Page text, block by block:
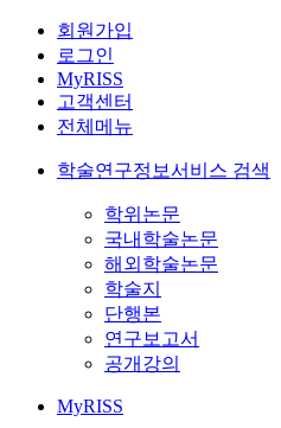
회원가입
로그인
MyRISS
고객센터
전체메뉴
학술연구정보서비스 검색
학위논문
국내학술논문
해외학술논문
학술지
단행본
연구보고서
공개강의
MyRISS